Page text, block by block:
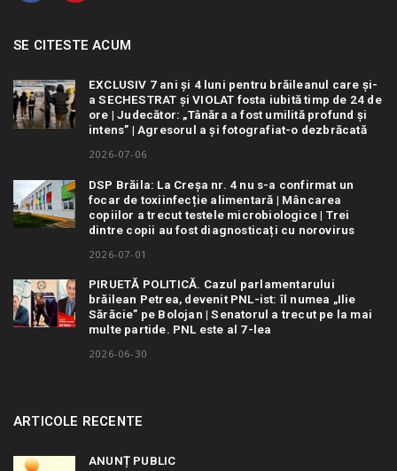
SE CITESTE ACUM
EXCLUSIV 7 ani și 4 luni pentru brăileanul care și-
a SECHESTRAT și VIOLAT fosta iubită timp de 24 de
ore | Judecător: „Tânăra a fost umilită profund și
intens” | Agresorul a și fotografiat-o dezbrăcată
2026-07-06
DSP Brăila: La Creșa nr. 4 nu s-a confirmat un
focar de toxiinfecție alimentară | Mâncarea
copiilor a trecut testele microbiologice | Trei
dintre copii au fost diagnosticați cu norovirus
2026-07-01
PIRUETĂ POLITICĂ. Cazul parlamentarului
brăilean Petrea, devenit PNL-ist: îl numea „Ilie
Sărăcie” pe Bolojan | Senatorul a trecut pe la mai
multe partide. PNL este al 7-lea
2026-06-30
ARTICOLE RECENTE
ANUNȚ PUBLIC